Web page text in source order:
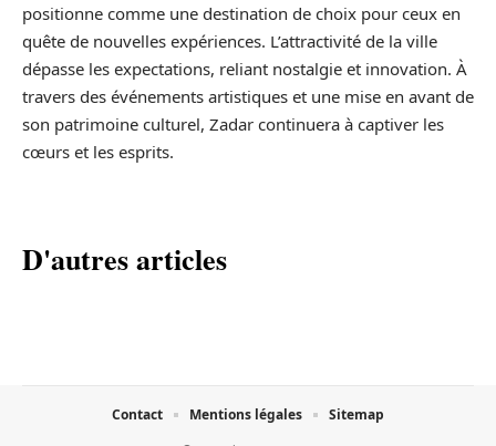
positionne comme une destination de choix pour ceux en
quête de nouvelles expériences. L’attractivité de la ville
dépasse les expectations, reliant nostalgie et innovation. À
travers des événements artistiques et une mise en avant de
son patrimoine culturel, Zadar continuera à captiver les
cœurs et les esprits.
D'autres articles
Contact Mentions légales Sitemap